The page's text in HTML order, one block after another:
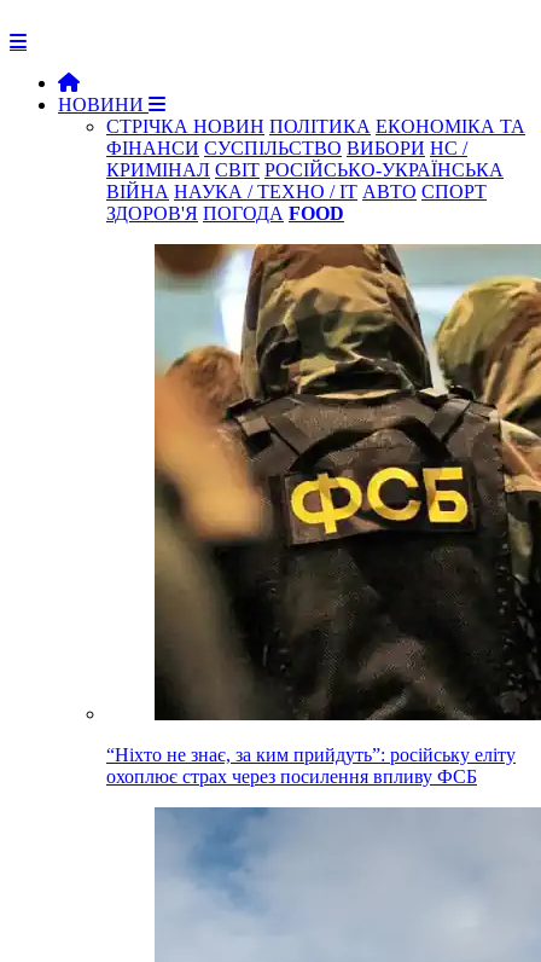
НОВИНИ
СТРІЧКА НОВИН ПОЛІТИКА ЕКОНОМІКА ТА
ФІНАНСИ СУСПІЛЬСТВО ВИБОРИ НС /
КРИМІНАЛ СВІТ РОСІЙСЬКО-УКРАЇНСЬКА
ВІЙНА НАУКА / ТЕХНО / IT АВТО СПОРТ
ЗДОРОВ'Я ПОГОДА FOOD
“Ніхто не знає, за ким прийдуть”: російську еліту
охоплює страх через посилення впливу ФСБ